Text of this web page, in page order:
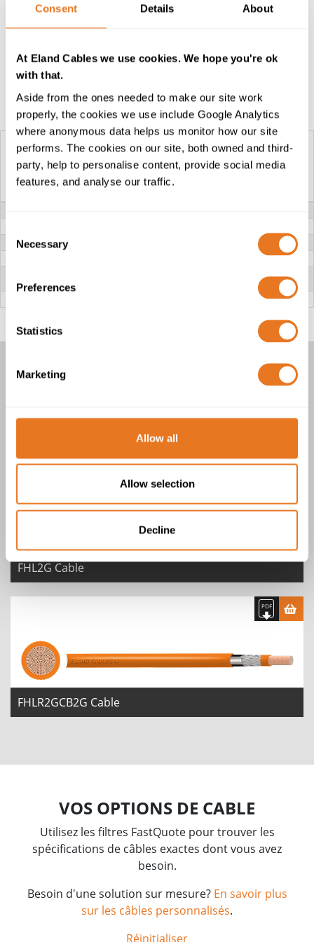
Consent Details About
At Eland Cables we use cookies. We hope you're ok
with that.
Aside from the ones needed to make our site work
properly, the cookies we use include Google Analytics
where anonymous data helps us monitor how our site
performs. The cookies on our site, both owned and third-
party, help to personalise content, provide social media
features, and analyse our traffic.
Selection
Necessary
Preferences
Statistics
Marketing
Allow all
Allow selection
Decline
experts techniques. Une solution de
fonction de votre cahier des charges.
Tableau de construction
FHL2G CABLE
FHLR2GCB2G
ISOLATION
SiR (Caoutchouc de silicone)
Fils de cuivre étamé
Al/PET (Feuillard
d’Aluminium)
SiR (Caoutchouc de silicone)
CÂBLES FHL2G ET FHLR2GCB2G
MOTOPROPULSEURS
FHL2G Cable
FHLR2GCB2G Cable
VOS OPTIONS DE CABLE
Utilisez les filtres FastQuote pour trouver les
spécifications de câbles exactes dont vous avez
besoin.
Besoin d'une solution sur mesure? En savoir plus
sur les câbles personnalisés.
Réinitialiser